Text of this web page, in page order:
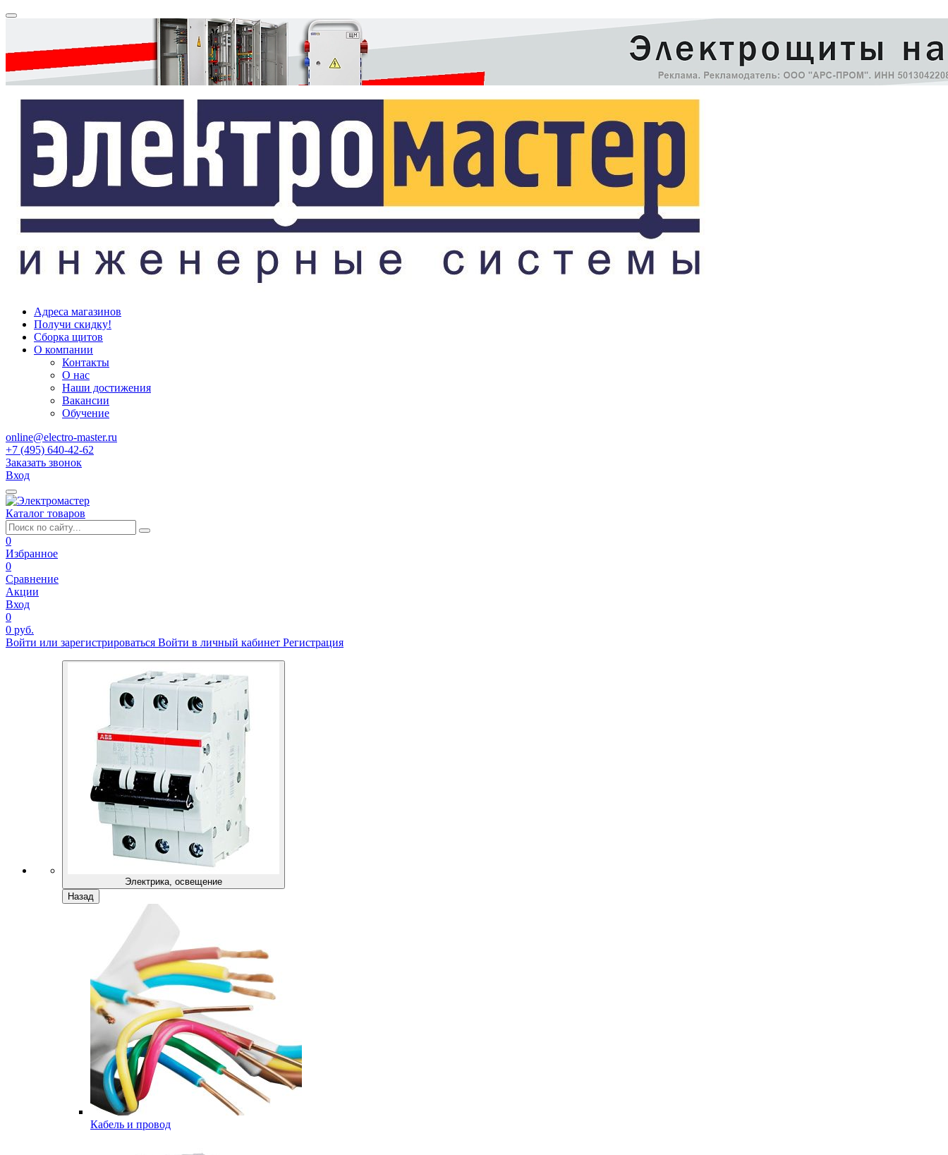
Адреса магазинов
Получи скидку!
Сборка щитов
О компании
Контакты
О нас
Наши достижения
Вакансии
Обучение
online@electro-master.ru
+7 (495) 640-42-62
Заказать звонок
Вход
Каталог товаров
0
Избранное
0
Сравнение
Акции
Вход
0
0 руб.
Войти или зарегистрироваться Войти в личный кабинет Регистрация
Электрика, освещение
Назад
Кабель и провод